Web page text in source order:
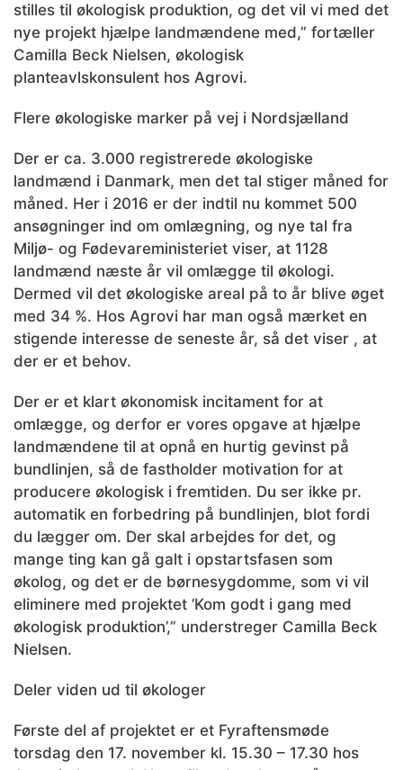
stilles til økologisk produktion, og det vil vi med det
nye projekt hjælpe landmændene med,” fortæller
Camilla Beck Nielsen, økologisk
planteavlskonsulent hos Agrovi.
Flere økologiske marker på vej i Nordsjælland
Der er ca. 3.000 registrerede økologiske
landmænd i Danmark, men det tal stiger måned for
måned. Her i 2016 er der indtil nu kommet 500
ansøgninger ind om omlægning, og nye tal fra
Miljø- og Fødevareministeriet viser, at 1128
landmænd næste år vil omlægge til økologi.
Dermed vil det økologiske areal på to år blive øget
med 34 %. Hos Agrovi har man også mærket en
stigende interesse de seneste år, så det viser , at
der er et behov.
Der er et klart økonomisk incitament for at
omlægge, og derfor er vores opgave at hjælpe
landmændene til at opnå en hurtig gevinst på
bundlinjen, så de fastholder motivation for at
producere økologisk i fremtiden. Du ser ikke pr.
automatik en forbedring på bundlinjen, blot fordi
du lægger om. Der skal arbejdes for det, og
mange ting kan gå galt i opstartsfasen som
økolog, og det er de børnesygdomme, som vi vil
eliminere med projektet ’Kom godt i gang med
økologisk produktion’,” understreger Camilla Beck
Nielsen.
Deler viden ud til økologer
Første del af projektet er et Fyraftensmøde
torsdag den 17. november kl. 15.30 – 17.30 hos